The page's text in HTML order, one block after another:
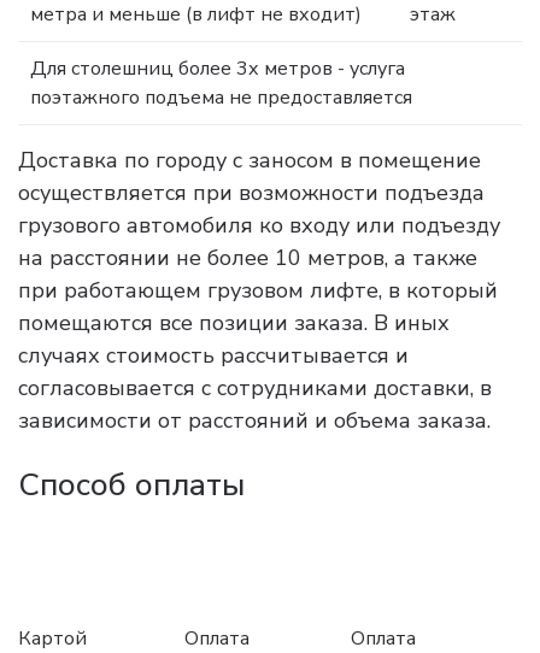
метра и меньше (в лифт не входит)
этаж
Для столешниц более 3х метров - услуга
поэтажного подъема не предоставляется
Доставка по городу с заносом в помещение
осуществляется при возможности подъезда
грузового автомобиля ко входу или подъезду
на расстоянии не более 10 метров, а также
при работающем грузовом лифте, в который
помещаются все позиции заказа. В иных
случаях стоимость рассчитывается и
согласовывается с сотрудниками доставки, в
зависимости от расстояний и объема заказа.
Способ оплаты
Картой
Оплата
Оплата